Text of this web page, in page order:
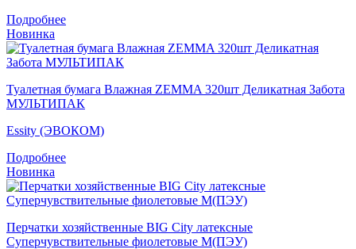
Подробнее
Новинка
Туалетная бумага Влажная ZEMMA 320шт Деликатная Забота
МУЛЬТИПАК
Essity (ЭВОКОМ)
Подробнее
Новинка
Перчатки хозяйственные BIG City латексные
Суперчувствительные фиолетовые M(ПЭУ)